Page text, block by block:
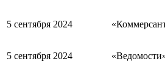
5 сентября 2024
5 сентября 2024